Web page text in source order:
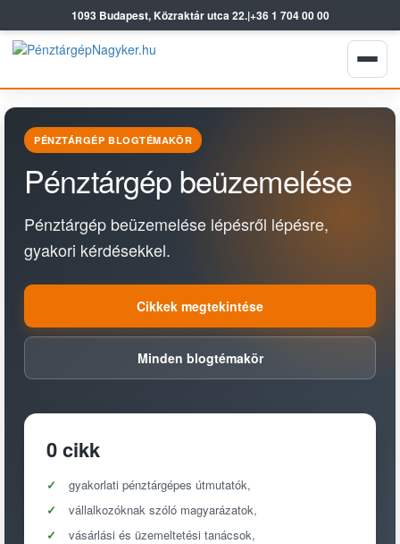
1093 Budapest, Közraktár utca 22.|+36 1 704 00 00
PÉNZTÁRGÉP BLOGTÉMAKÖR
Pénztárgép beüzemelése
Pénztárgép beüzemelése lépésről lépésre,
gyakori kérdésekkel.
Cikkek megtekintése
Minden blogtémakör
0 cikk
gyakorlati pénztárgépes útmutatók,
vállalkozóknak szóló magyarázatok,
vásárlási és üzemeltetési tanácsok,